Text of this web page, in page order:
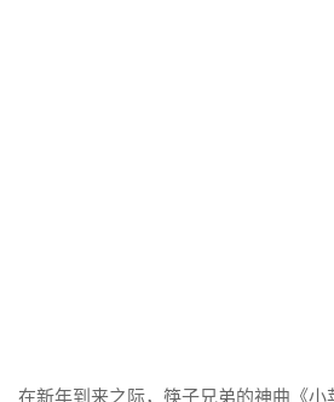
在新年到来之际，筷子兄弟的神曲《小